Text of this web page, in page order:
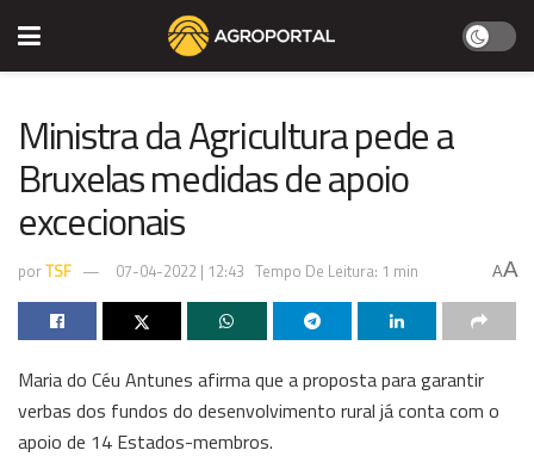
Ministra da Agricultura pede a
Bruxelas medidas de apoio
excecionais
porTSF 07-04-2022 | 12:43 Tempo De Leitura: 1 min AA
Maria do Céu Antunes afirma que a proposta para garantir
verbas dos fundos do desenvolvimento rural já conta com o
apoio de 14 Estados-membros.